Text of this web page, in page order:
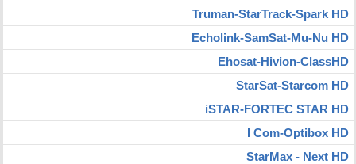
Truman-StarTrack-Spark HD
Echolink-SamSat-Mu-Nu HD
Ehosat-Hivion-ClassHD
StarSat-Starcom HD
iSTAR-FORTEC STAR HD
I Com-Optibox HD
StarMax - Next HD